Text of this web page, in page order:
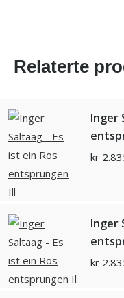
Relaterte
Inger
kr
Inger
kr